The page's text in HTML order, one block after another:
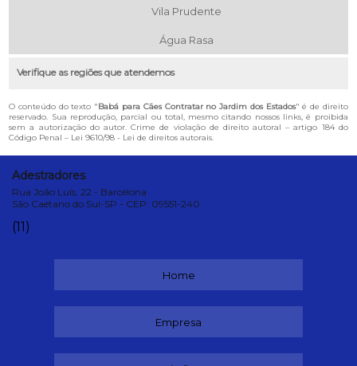
Vila Prudente
Água Rasa
Verifique as regiões que atendemos
O conteúdo do texto "Babá para Cães Contratar no Jardim dos Estados" é de direito
reservado. Sua reprodução, parcial ou total, mesmo citando nossos links, é proibida
sem a autorização do autor. Crime de violação de direito autoral – artigo 184 do
Código Penal – Lei 9610/98 - Lei de direitos autorais.
Adestradores
Rua João Luís, 22 - Barcelona
São Caetano do Sul-SP - CEP: 09551-240
(11)
Home
Empresa